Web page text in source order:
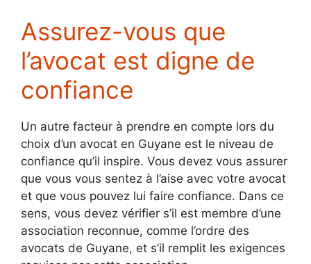
Assurez-vous que
l’avocat est digne de
confiance
Un autre facteur à prendre en compte lors du
choix d’un avocat en Guyane est le niveau de
confiance qu’il inspire. Vous devez vous assurer
que vous vous sentez à l’aise avec votre avocat
et que vous pouvez lui faire confiance. Dans ce
sens, vous devez vérifier s’il est membre d’une
association reconnue, comme l’ordre des
avocats de Guyane, et s’il remplit les exigences